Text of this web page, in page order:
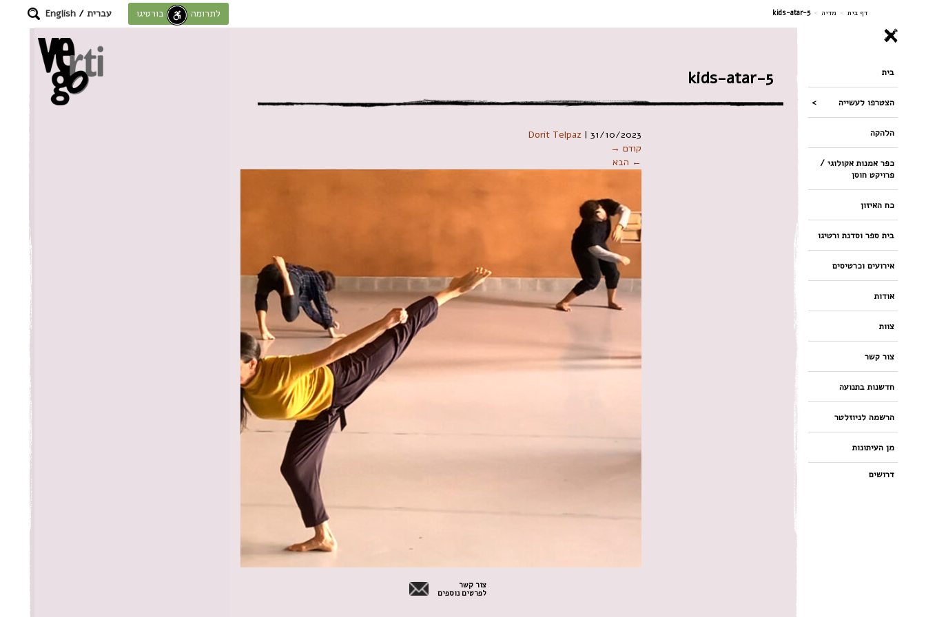
דף בית > מדיה >
kids-atar-5 לתרומה לחוסן בורטיגו עברית /
English
בית
הצטרפו לעשייה
הלהקה
כפר אמנות אקולוגי /
פרויקט חוסן
כח האיזון
בית ספר וסדנת ורטיגו
אירועים וכרטיסים
אודות
צוות
צור קשר
חדשנות בתנועה
הרשמה לניוזלטר
מן העיתונות
דרושים
kids-atar-5
Dorit Telpaz |31/10/2023
קודם →
← הבא
צור קשר
לפרטים נוספים